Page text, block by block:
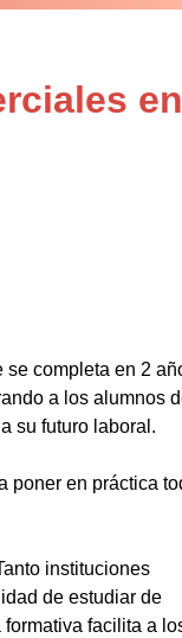
en
completa en 2
a los alumnos
su futuro laboral.
poner en práctica
instituciones
de estudiar de
facilita a